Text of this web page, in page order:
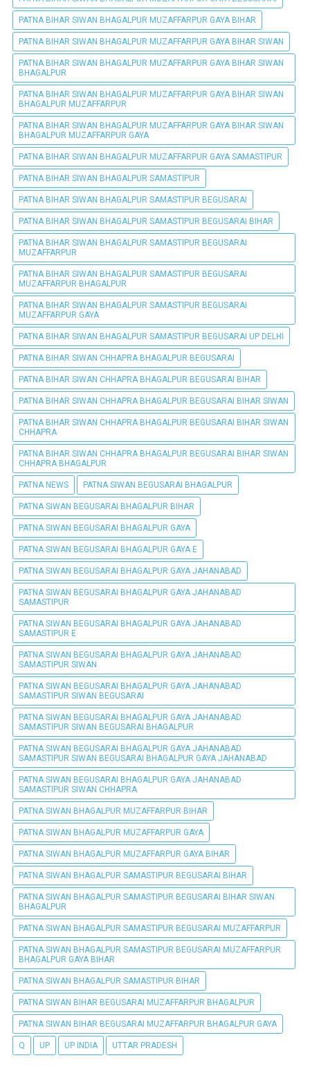
PATNA BIHAR SIWAN BHAGALPUR MUZAFFARPUR GAYA BIHAR
PATNA BIHAR SIWAN BHAGALPUR MUZAFFARPUR GAYA BIHAR SIWAN
PATNA BIHAR SIWAN BHAGALPUR MUZAFFARPUR GAYA BIHAR SIWAN
BHAGALPUR
PATNA BIHAR SIWAN BHAGALPUR MUZAFFARPUR GAYA BIHAR SIWAN
BHAGALPUR MUZAFFARPUR
PATNA BIHAR SIWAN BHAGALPUR MUZAFFARPUR GAYA BIHAR SIWAN
BHAGALPUR MUZAFFARPUR GAYA
PATNA BIHAR SIWAN BHAGALPUR MUZAFFARPUR GAYA SAMASTIPUR
PATNA BIHAR SIWAN BHAGALPUR SAMASTIPUR
PATNA BIHAR SIWAN BHAGALPUR SAMASTIPUR BEGUSARAI
PATNA BIHAR SIWAN BHAGALPUR SAMASTIPUR BEGUSARAI BIHAR
PATNA BIHAR SIWAN BHAGALPUR SAMASTIPUR BEGUSARAI
MUZAFFARPUR
PATNA BIHAR SIWAN BHAGALPUR SAMASTIPUR BEGUSARAI
MUZAFFARPUR BHAGALPUR
PATNA BIHAR SIWAN BHAGALPUR SAMASTIPUR BEGUSARAI
MUZAFFARPUR GAYA
PATNA BIHAR SIWAN BHAGALPUR SAMASTIPUR BEGUSARAI UP DELHI
PATNA BIHAR SIWAN CHHAPRA BHAGALPUR BEGUSARAI
PATNA BIHAR SIWAN CHHAPRA BHAGALPUR BEGUSARAI BIHAR
PATNA BIHAR SIWAN CHHAPRA BHAGALPUR BEGUSARAI BIHAR SIWAN
PATNA BIHAR SIWAN CHHAPRA BHAGALPUR BEGUSARAI BIHAR SIWAN
CHHAPRA
PATNA BIHAR SIWAN CHHAPRA BHAGALPUR BEGUSARAI BIHAR SIWAN
CHHAPRA BHAGALPUR
PATNA NEWS PATNA SIWAN BEGUSARAI BHAGALPUR
PATNA SIWAN BEGUSARAI BHAGALPUR BIHAR
PATNA SIWAN BEGUSARAI BHAGALPUR GAYA
PATNA SIWAN BEGUSARAI BHAGALPUR GAYA E
PATNA SIWAN BEGUSARAI BHAGALPUR GAYA JAHANABAD
PATNA SIWAN BEGUSARAI BHAGALPUR GAYA JAHANABAD
SAMASTIPUR
PATNA SIWAN BEGUSARAI BHAGALPUR GAYA JAHANABAD
SAMASTIPUR E
PATNA SIWAN BEGUSARAI BHAGALPUR GAYA JAHANABAD
SAMASTIPUR SIWAN
PATNA SIWAN BEGUSARAI BHAGALPUR GAYA JAHANABAD
SAMASTIPUR SIWAN BEGUSARAI
PATNA SIWAN BEGUSARAI BHAGALPUR GAYA JAHANABAD
SAMASTIPUR SIWAN BEGUSARAI BHAGALPUR
PATNA SIWAN BEGUSARAI BHAGALPUR GAYA JAHANABAD
SAMASTIPUR SIWAN BEGUSARAI BHAGALPUR GAYA JAHANABAD
PATNA SIWAN BEGUSARAI BHAGALPUR GAYA JAHANABAD
SAMASTIPUR SIWAN CHHAPRA
PATNA SIWAN BHAGALPUR MUZAFFARPUR BIHAR
PATNA SIWAN BHAGALPUR MUZAFFARPUR GAYA
PATNA SIWAN BHAGALPUR MUZAFFARPUR GAYA BIHAR
PATNA SIWAN BHAGALPUR SAMASTIPUR BEGUSARAI BIHAR
PATNA SIWAN BHAGALPUR SAMASTIPUR BEGUSARAI BIHAR SIWAN
BHAGALPUR
PATNA SIWAN BHAGALPUR SAMASTIPUR BEGUSARAI MUZAFFARPUR
PATNA SIWAN BHAGALPUR SAMASTIPUR BEGUSARAI MUZAFFARPUR
BHAGALPUR GAYA BIHAR
PATNA SIWAN BHAGALPUR SAMASTIPUR BIHAR
PATNA SIWAN BIHAR BEGUSARAI MUZAFFARPUR BHAGALPUR
PATNA SIWAN BIHAR BEGUSARAI MUZAFFARPUR BHAGALPUR GAYA
Q UP UP INDIA UTTAR PRADESH